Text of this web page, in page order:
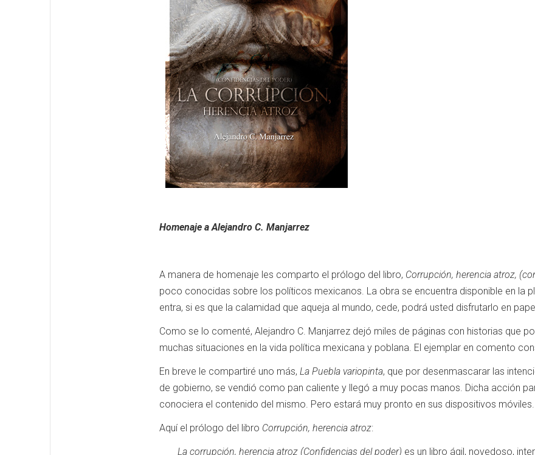
Homenaje a Alejandro C. Manjarrez
A manera de homenaje les comparto el prólogo del libro, Corrupción, herencia atroz,
poco conocidas sobre los políticos mexicanos. La obra se encuentra disponible en la
entra, si es que la calamidad que aqueja al mundo, cede, podrá usted disfrutarlo en
Como se lo comenté, Alejandro C. Manjarrez dejó miles de páginas con historias que
muchas situaciones en la vida política mexicana y poblana. El ejemplar en comento
En breve le compartiré uno más, La Puebla variopinta, que por desenmascarar las
de gobierno, se vendió como pan caliente y llegó a muy pocas manos. Dicha acción
conociera el contenido del mismo. Pero estará muy pronto en sus dispositivos móviles.
Aquí el prólogo del libro Corrupción, herencia atroz:
La corrupción, herencia atroz (Confidencias del poder) es un libro ágil, novedoso,